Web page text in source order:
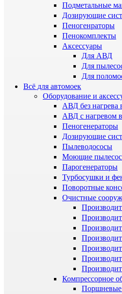
Подметальные
Дозирующие
Пеногенраторы
Пенокомплекты
Аксессуары
Для АВД
Для
Для
Всё для автомоек
Оборудование и
АВД без нагрева
АВД с нагревом
Пеногенераторы
Дозирующие
Пылеводососы
Моющие
Парогенераторы
Турбосушки и
Поворотные
Очистные
Компрессорное
Поршневые